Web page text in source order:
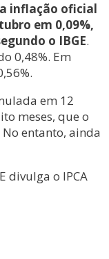
inflação oficial
em 0,09%,
o IBGE.
0,48%. Em
em 12
meses, que o
entanto, ainda
divulga o IPCA